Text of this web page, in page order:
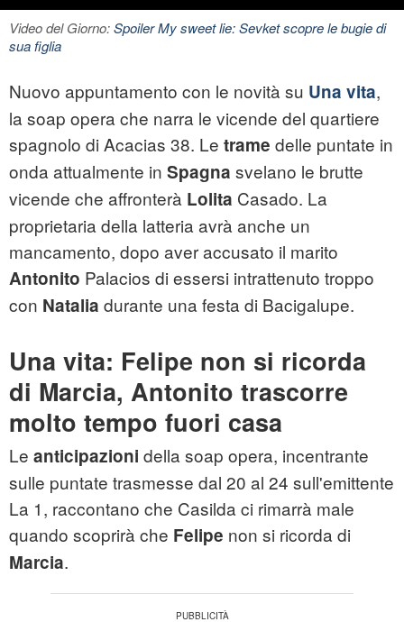
Video del Giorno:Spoiler My sweet lie: Sevket scopre le bugie di
sua figlia
Nuovo appuntamento con le novità su Una vita,
la soap opera che narra le vicende del quartiere
spagnolo di Acacias 38. Le trame delle puntate in
onda attualmente in Spagna svelano le brutte
vicende che affronterà Lolita Casado. La
proprietaria della latteria avrà anche un
mancamento, dopo aver accusato il marito
Antonito Palacios di essersi intrattenuto troppo
con Natalia durante una festa di Bacigalupe.
Una vita: Felipe non si ricorda
di Marcia, Antonito trascorre
molto tempo fuori casa
Le anticipazioni della soap opera, incentrante
sulle puntate trasmesse dal 20 al 24 sull'emittente
La 1, raccontano che Casilda ci rimarrà male
quando scoprirà che Felipe non si ricorda di
Marcia.